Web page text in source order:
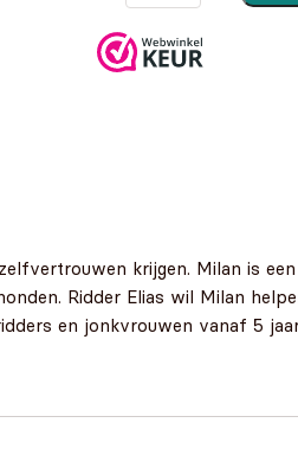
krijgen. Milan is
Ridder Elias wil Milan
en jonkvrouwen vanaf 5